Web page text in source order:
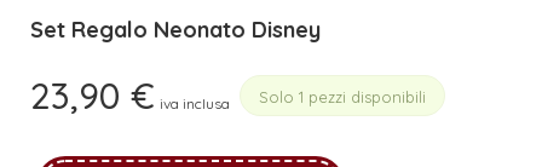
Set Regalo Neonato Disney
23,90 € iva inclusa Solo 1 pezzi disponibili